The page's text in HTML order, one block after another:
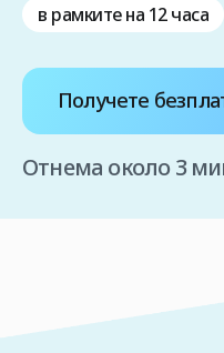
в рамките на 12 часа
Получете
Отнема около 3